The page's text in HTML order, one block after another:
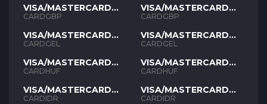
VISA/MASTERCARD
GBP
CARDGBP
VISA/MASTERCARD
GEL
CARDGEL
VISA/MASTERCARD
HUF
CARDHUF
VISA/MASTERCARD
IDR
CARDIDR
VISA/MASTERCARD
GBP
CARDGBP
VISA/MASTERCARD
GEL
CARDGEL
VISA/MASTERCARD
HUF
CARDHUF
VISA/MASTERCARD
IDR
CARDIDR